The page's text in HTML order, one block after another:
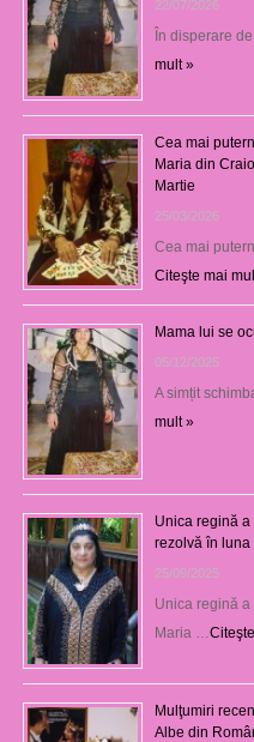
22/07/2026
În disperare
mult »
Cea mai
Maria din
Martie
25/03/2026
Cea mai
Citeşte mai
Mama lui se
05/12/2025
A simțit
mult »
Unica regină
rezolvă în luna
25/09/2025
Unica regină
Maria …
Mulţumiri
Albe din